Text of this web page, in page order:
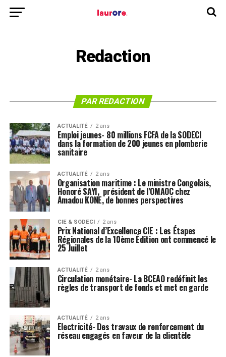
Redaction
PAR REDACTION
ACTUALITÉ 2 ans
Emploi jeunes- 80 millions FCFA de la SODECI
dans la formation de 200 jeunes en plomberie
sanitaire
ACTUALITÉ 2 ans
Organisation maritime : Le ministre Congolais,
Honoré SAYI, président de l’OMAOC chez
Amadou KONE, de bonnes perspectives
CIE & SODECI 2 ans
Prix National d’Excellence CIE : Les Étapes
Régionales de la 10ème Édition ont commencé le
25 Juillet
ACTUALITÉ 2 ans
Circulation monétaire- La BCEAO redéfinit les
règles de transport de fonds et met en garde
ACTUALITÉ 2 ans
Electricité- Des travaux de renforcement du
réseau engagés en faveur de la clientèle